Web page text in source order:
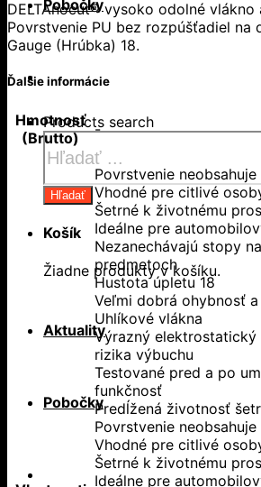
Pobočky
Products search
Hľadať
Košík
Žiadne produkty v košíku.
Aktuality
Pobočky
DELTAnocut® vysoko odolné vlákno
Povrstvenie PU bez rozpúšťadiel na
Gauge (Hrúbka) 18.
Ďalšie informácie
Hmotnosť
(Brutto)
-
Povrstvenie
Vhodné pre citlivé
Šetrné k životnému
Ideálne pre
Nezanechávajú stopy
predmetoch
Hustota úpletu 18
Veľmi dobrá ohybnosť
Uhlíkové vlákna
Výrazný
rizika výbuchu
Testované pred a po
funkčnosť
Predĺžená životnosť
Povrstvenie
Vhodné pre citlivé
Šetrné k životnému
Ideálne pre